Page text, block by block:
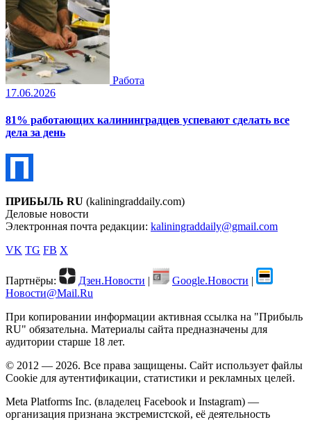
Работа
17.06.2026
81% работающих калининградцев успевают сделать все
дела за день
ПРИБЫЛЬ RU (kaliningraddaily.com)
Деловые новости
Электронная почта редакции: kaliningraddaily@gmail.com
VK TG FB X
Партнёры: Дзен.Новости | Google.Новости |
Новости@Mail.Ru
При копировании информации активная ссылка на "Прибыль
RU" обязательна. Материалы сайта предназначены для
аудитории старше 18 лет.
© 2012 — 2026. Все права защищены. Сайт использует файлы
Cookie для аутентификации, статистики и рекламных целей.
Meta Platforms Inc. (владелец Facebook и Instagram) —
организация признана экстремистской, её деятельность